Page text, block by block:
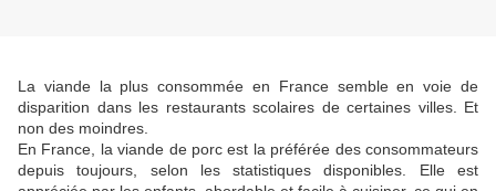
La viande la plus consommée en France semble en voie de
disparition dans les restaurants scolaires de certaines villes. Et
non des moindres.
En France, la viande de porc est la préférée des consommateurs
depuis toujours, selon les statistiques disponibles. Elle est